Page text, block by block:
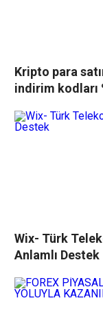
Kripto para
indirim kodları
Wix- Türk
Anlamlı Destek